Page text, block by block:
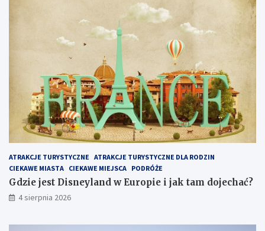
ATRAKCJE TURYSTYCZNE ATRAKCJE TURYSTYCZNE DLA RODZIN
CIEKAWE MIASTA CIEKAWE MIEJSCA PODRÓŻE
Gdzie jest Disneyland w Europie i jak tam dojechać?
4 sierpnia 2026